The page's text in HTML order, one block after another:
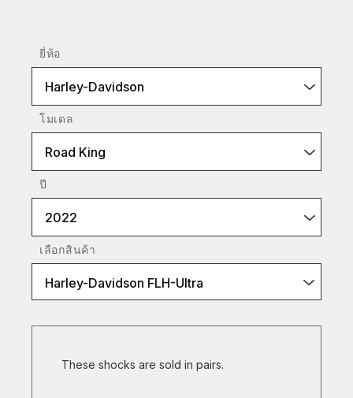
ยี่ห้อ
Harley-Davidson
โมเดล
Road King
ปี
2022
เลือกสินค้า
Harley-Davidson FLH-Ultra
These shocks are sold in pairs.